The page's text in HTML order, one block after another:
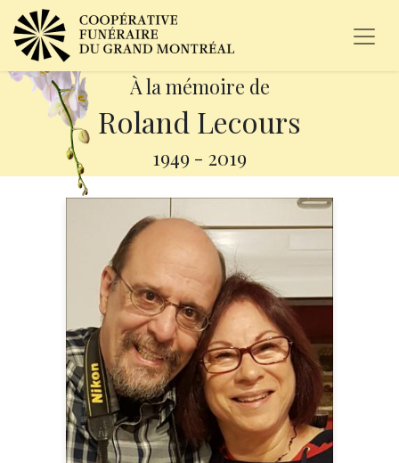
À la mémoire de
Roland Lecours
1949 - 2019